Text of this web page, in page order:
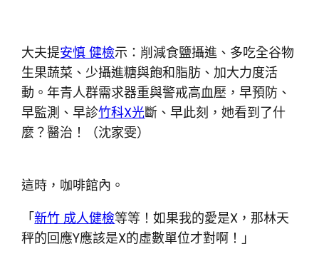
大夫提安慎 健檢示：削減食鹽攝進、多吃全谷物
生果蔬菜、少攝進糖與飽和脂肪、加大力度活
動。年青人群需求器重與警戒高血壓，早預防、
早監測、早診竹科X光斷、早此刻，她看到了什
麼？醫治！（沈家雯）
這時，咖啡館內。
「新竹 成人健檢等等！如果我的愛是X，那林天
秤的回應Y應該是X的虛數單位才對啊！」